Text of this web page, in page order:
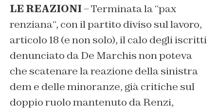
LE REAZIONI– Terminata la “pax
renziana“, con il partito diviso sul lavoro,
articolo 18 (e non solo), il calo degli iscritti
denunciato da De Marchis non poteva
che scatenare la reazione della sinistra
dem e delle minoranze, già critiche sul
doppio ruolo mantenuto da Renzi,